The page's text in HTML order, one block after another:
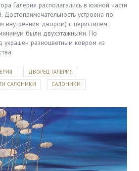
Галерия располагались в южной части
Достопримечательность устроена по
внутренним двором) с перистилем.
были двухэтажными. По
украшен разноцветным ковром из
ДВОРЕЦ ГАЛЕРИЯ
САЛОНИКИ
САЛОНИКИ